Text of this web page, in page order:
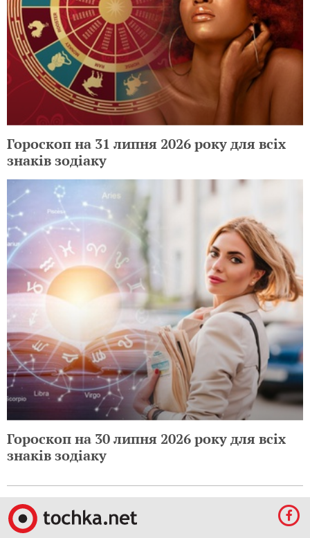
Гороскоп на 31 липня 2026 року для всіх
знаків зодіаку
Гороскоп на 30 липня 2026 року для всіх
знаків зодіаку